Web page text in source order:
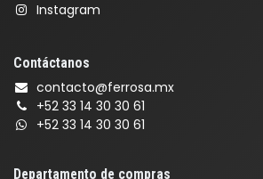
Instagram
Contáctanos
contacto@ferrosa.mx
+52 33 14 30 30 61
+52 33 14 30 30 61
Departamento de compras